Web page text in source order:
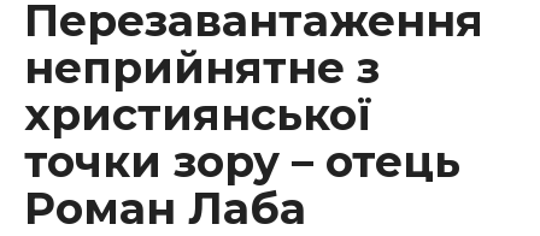
Перезавантаження
неприйнятне з
християнської
точки зору – отець
Роман Лаба